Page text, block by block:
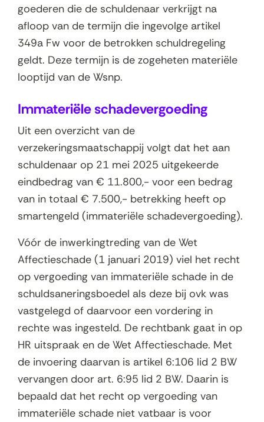
goederen die de schuldenaar verkrijgt na
afloop van de termijn die ingevolge artikel
349a Fw voor de betrokken schuldregeling
geldt. Deze termijn is de zogeheten materiële
looptijd van de Wsnp.
Immateriële schadevergoeding
Uit een overzicht van de
verzekeringsmaatschappij volgt dat het aan
schuldenaar op 21 mei 2025 uitgekeerde
eindbedrag van € 11.800,- voor een bedrag
van in totaal € 7.500,- betrekking heeft op
smartengeld (immateriële schadevergoeding).
Vóór de inwerkingtreding van de Wet
Affectieschade (1 januari 2019) viel het recht
op vergoeding van immateriële schade in de
schuldsaneringsboedel als deze bij ovk was
vastgelegd of daarvoor een vordering in
rechte was ingesteld. De rechtbank gaat in op
HR uitspraak en de Wet Affectieschade. Met
de invoering daarvan is artikel 6:106 lid 2 BW
vervangen door art. 6:95 lid 2 BW. Daarin is
bepaald dat het recht op vergoeding van
immateriële schade niet vatbaar is voor